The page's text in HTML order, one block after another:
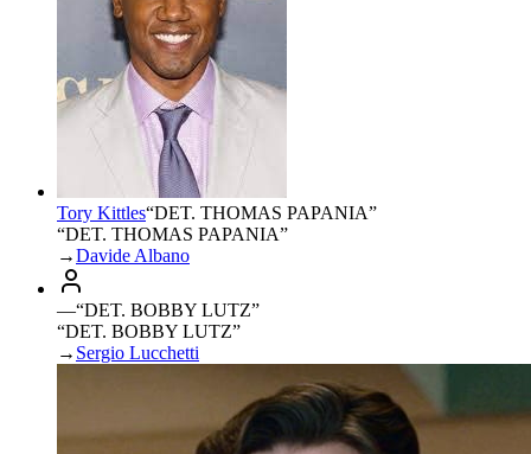
Tory Kittles“DET. THOMAS PAPANIA”
“DET. THOMAS PAPANIA”
→Davide Albano
—“DET. BOBBY LUTZ”
“DET. BOBBY LUTZ”
→ Sergio Lucchetti